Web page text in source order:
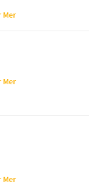
Mer
Mer
Mer